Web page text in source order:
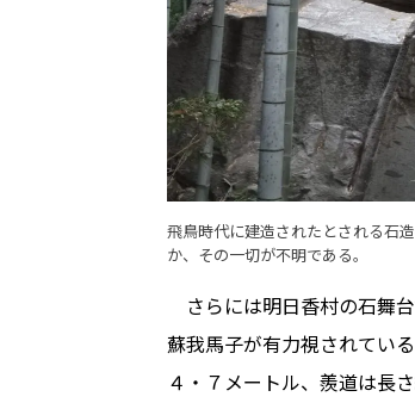
飛鳥時代に建造されたとされる石
か、その一切が不明である。
さらには明日香村の石舞
蘇我馬子が有力視されてい
４・７メートル、羨道は長